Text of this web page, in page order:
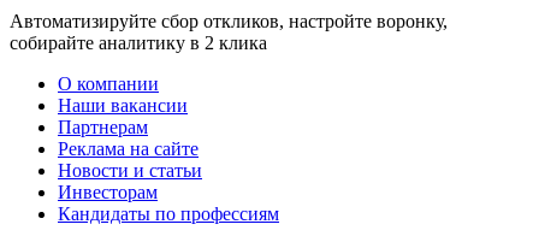
Автоматизируйте сбор откликов, настройте воронку,
собирайте аналитику в 2 клика
О компании
Наши вакансии
Партнерам
Реклама на сайте
Новости и статьи
Инвесторам
Кандидаты по профессиям